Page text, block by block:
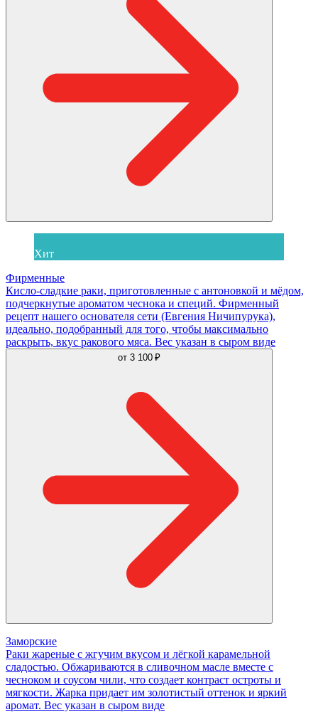
Хит
Фирменные
Кисло-сладкие раки, приготовленные с антоновкой и мёдом,
подчеркнутые ароматом чеснока и специй. Фирменный
рецепт нашего основателя сети (Евгения Ничипурука),
идеально, подобранный для того, чтобы максимально
раскрыть, вкус ракового мяса. Вес указан в сыром виде
от 3 100 ₽
Заморские
Раки жареные с жгучим вкусом и лёгкой карамельной
сладостью. Обжариваются в сливочном масле вместе с
чесноком и соусом чили, что создает контраст остроты и
мягкости. Жарка придает им золотистый оттенок и яркий
аромат. Вес указан в сыром виде